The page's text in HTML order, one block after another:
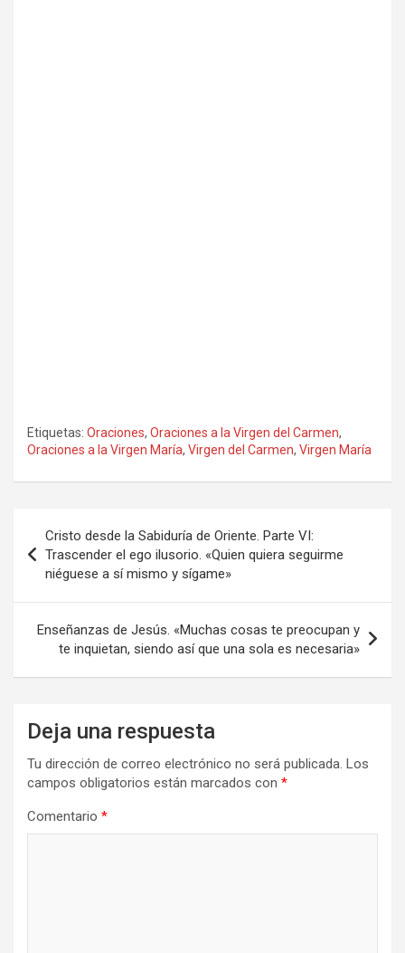
Etiquetas: Oraciones, Oraciones a la Virgen del Carmen,
Oraciones a la Virgen María, Virgen del Carmen, Virgen María
de
entradas
Cristo desde la Sabiduría de Oriente. Parte VI:
Trascender el ego ilusorio. «Quien quiera seguirme
niéguese a sí mismo y sígame»
Enseñanzas de Jesús. «Muchas cosas te preocupan y
te inquietan, siendo así que una sola es necesaria»
Deja una respuesta
Tu dirección de correo electrónico no será publicada. Los
campos obligatorios están marcados con *
Comentario *